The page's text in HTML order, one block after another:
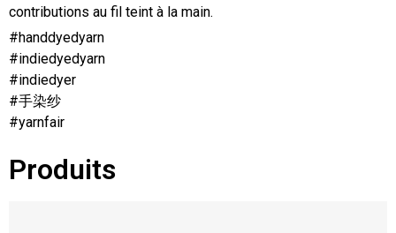
contributions au fil teint à la main.
#handdyedyarn
#indiedyedyarn
#indiedyer
#手染纱
#yarnfair
Produits